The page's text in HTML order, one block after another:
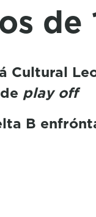
de
Cultural
play off
B